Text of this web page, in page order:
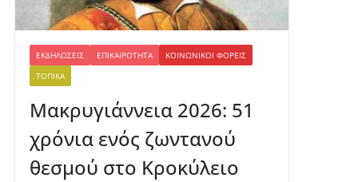
ΕΚΔΗΛΏΣΕΙΣ ΕΠΙΚΑΙΡΌΤΗΤΑ
ΚΟΙΝΩΝΙΚΟΊ ΦΟΡΕΊΣ
ΤΟΠΙΚΆ
Μακρυγιάννεια 2026: 51
χρόνια ενός ζωντανού
θεσμού στο Κροκύλειο